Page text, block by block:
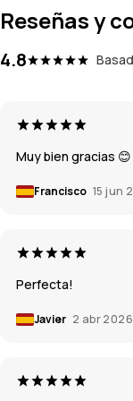
Reseñas y
4.8
Muy bien gracias 😊
Francisco 15 jun
Perfecta!
Javier 2 abr 2026